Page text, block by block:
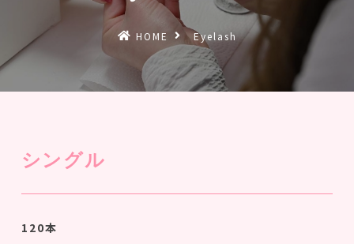
HOME Eyelash
シングル
120本